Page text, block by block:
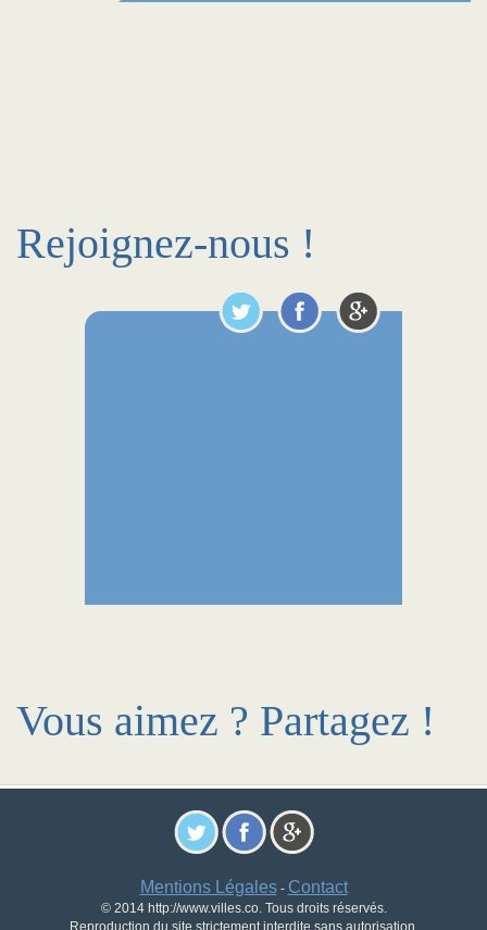
Rejoignez-nous !
Vous aimez ? Partagez !
Mentions Légales- Contact
© 2014 http://www.villes.co. Tous droits réservés.
Reproduction du site strictement interdite sans autorisation.